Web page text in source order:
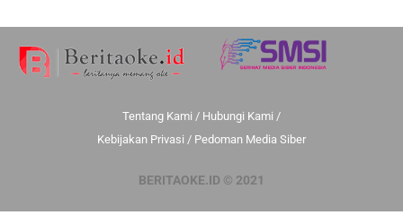
Tentang Kami / Hubungi Kami /
Kebijakan Privasi / Pedoman Media Siber
BERITAOKE.ID © 2021